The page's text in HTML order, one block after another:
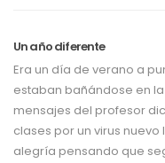
Un año diferente
Era un día de verano a
estaban bañándose en
mensajes del profesor
clases por un virus nuevo
alegría pensando que